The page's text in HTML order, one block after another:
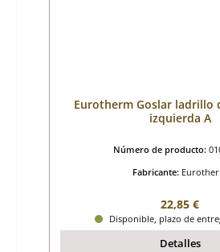
Eurotherm Goslar ladrillo
izquierda A
Número de producto:
Fabricante:
Precio
22,85 €
Disponible, plazo de
Detalles